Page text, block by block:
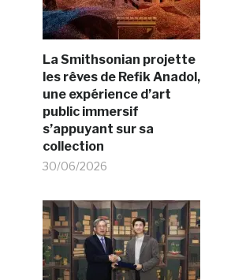
La Smithsonian projette
les rêves de Refik Anadol,
une expérience d’art
public immersif
s’appuyant sur sa
collection
30/06/2026